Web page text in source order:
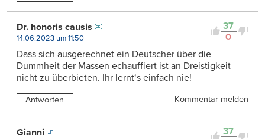
37
0
Dr. honoris causis
14.06.2023 um 11:50
Dass sich ausgerechnet ein Deutscher über die
Dummheit der Massen echauffiert ist an Dreistigkeit
nicht zu überbieten. Ihr lernt‘s einfach nie!
Antworten Kommentar melden
37
Gianni